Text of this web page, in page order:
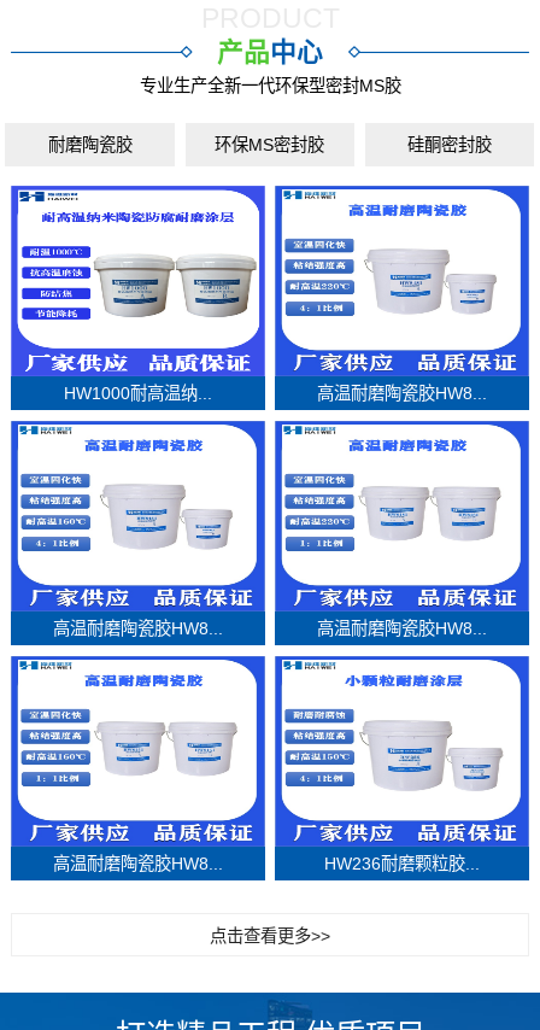
产品中心
专业生产全新一代环保型密封MS胶
耐磨陶瓷胶 环保MS密封胶 硅酮密封胶
HW1000耐高温纳... 高温耐磨陶瓷胶HW8...
高温耐磨陶瓷胶HW8... 高温耐磨陶瓷胶HW8...
高温耐磨陶瓷胶HW8... HW236耐磨颗粒胶...
点击查看更多>>